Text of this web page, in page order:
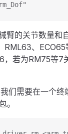
臂的关节数量和
RML63、
，若为RM75等7
我们需要在一个
。